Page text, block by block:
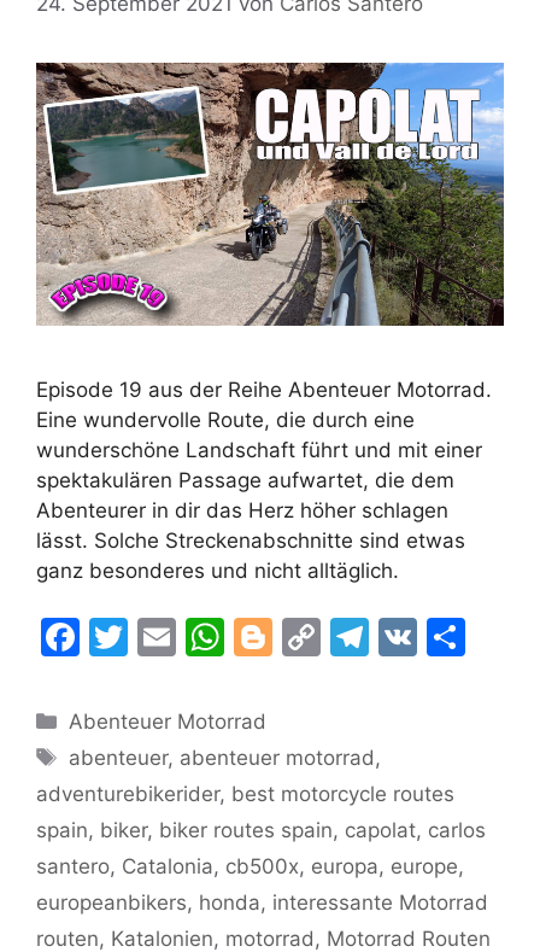
Episode 19 aus der Reihe Abenteuer Motorrad.
Eine wundervolle Route, die durch eine
wunderschöne Landschaft führt und mit einer
spektakulären Passage aufwartet, die dem
Abenteurer in dir das Herz höher schlagen
lässt. Solche Streckenabschnitte sind etwas
ganz besonderes und nicht alltäglich.
F
c
e
b
o
o
k
T
itt
er
E
ai
l
W
at
s
A
p
p
Bl
g
er
C
y
Li
n
k
T
gr
a
m
V
Kategorien
Abenteuer Motorrad
Schlagwörter
abenteuer, abenteuer motorrad ,
adventurebikerider, best motorcycle routes
spain, biker, biker routes spain, capolat, carlos
santero, Catalonia, cb500x, europa, europe,
europeanbikers, honda, interessante Motorrad
routen, Katalonien, motorrad , Motorrad Routen